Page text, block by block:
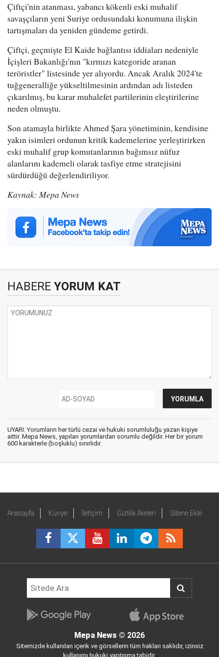
Çiftçi'nin atanması, yabancı kökenli eski muhalif
savaşçıların yeni Suriye ordusundaki konumuna ilişkin
tartışmaları da yeniden gündeme getirdi.
Çiftçi, geçmişte El Kaide bağlantısı iddiaları nedeniyle
İçişleri Bakanlığı'nın "kırmızı kategoride aranan
teröristler" listesinde yer alıyordu. Ancak Aralık 2024'te
tuğgeneralliğe yükseltilmesinin ardından adı listeden
çıkarılmış, bu karar muhalefet partilerinin eleştirilerine
neden olmuştu.
Son atamayla birlikte Ahmed Şara yönetiminin, kendisine
yakın isimleri ordunun kritik kademelerine yerleştirirken
eski muhalif grup komutanlarının bağımsız nüfuz
alanlarını kademeli olarak tasfiye etme stratejisini
sürdürdüğü değerlendiriliyor.
Kaynak: Mepa News
HABERE YORUM KAT
UYARI: Yorumların her türlü cezai ve hukuki sorumluluğu yazan kişiye
aittir. Mepa News, yapılan yorumlardan sorumlu değildir. Her bir yorum
600 karakterle (boşluklu) sınırlıdır.
Anasayfa Künye İletişim Gizlilik İlkeleri Sitene Ekle
Mepa News © 2026
Sitemizde kullanılan içerik ve görsellerin tüm hakları saklıdır, izinsiz
kullanımı hukuki yaptırıma tabidir.